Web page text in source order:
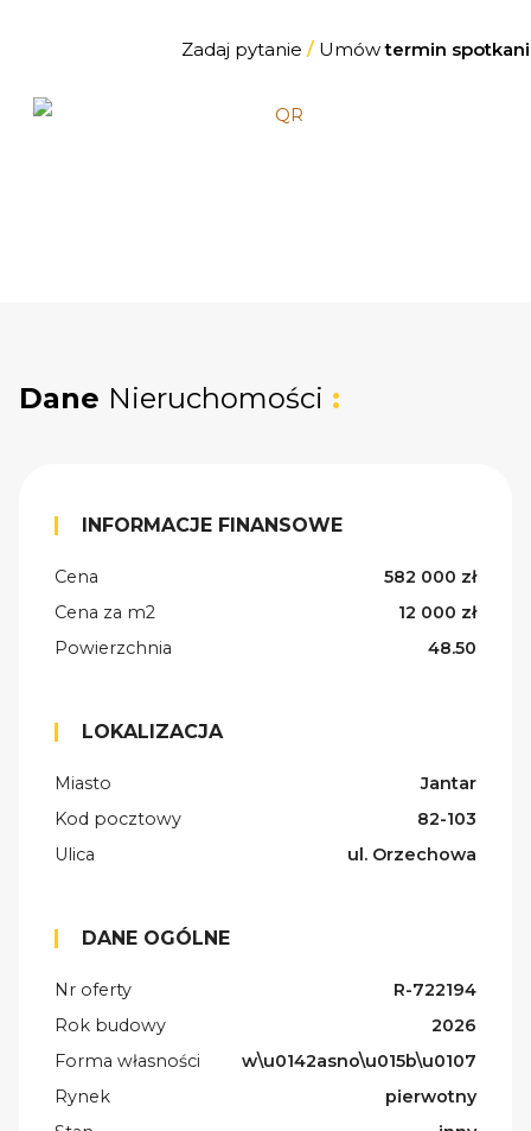
Zadaj pytanie /Umówtermin
Dane Nieruchomości :
INFORMACJE FINANSOWE
Cena
582 000 zł
Cena za m2
12 000 zł
Powierzchnia
48.50
LOKALIZACJA
Miasto
Jantar
Kod pocztowy
82-103
Ulica
ul. Orzechowa
DANE OGÓLNE
Nr oferty
R-722194
Rok budowy
2026
Forma własności
w\u0142asno\u015b\u0107
Rynek
pierwotny